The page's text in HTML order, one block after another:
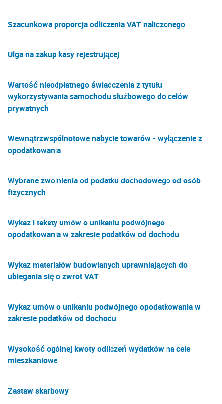
Szacunkowa proporcja odliczenia VAT naliczonego
Ulga na zakup kasy rejestrującej
Wartość nieodpłatnego świadczenia z tytułu
wykorzystywania samochodu służbowego do celów
prywatnych
Wewnątrzwspólnotowe nabycie towarów - wyłączenie z
opodatkowania
Wybrane zwolnienia od podatku dochodowego od osób
fizycznych
Wykaz i teksty umów o unikaniu podwójnego
opodatkowania w zakresie podatków od dochodu
Wykaz materiałów budowlanych uprawniających do
ubiegania się o zwrot VAT
Wykaz umów o unikaniu podwójnego opodatkowania w
zakresie podatków od dochodu
Wysokość ogólnej kwoty odliczeń wydatków na cele
mieszkaniowe
Zastaw skarbowy